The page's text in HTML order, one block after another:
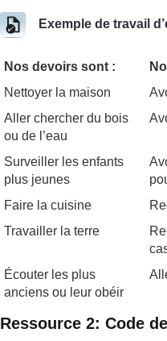
Exemple de travail
Nos devoirs sont :
Nettoyer la maison
Aller chercher du bois
ou de l’eau
Surveiller les enfants
plus jeunes
Faire la cuisine
Travailler la terre
Écouter les plus
anciens ou leur obéir
Ressource 2: Code